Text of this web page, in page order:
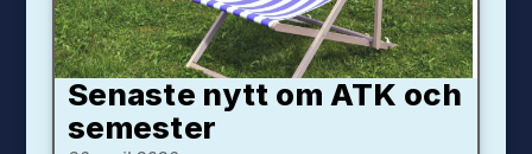
Senaste nytt om ATK och
se­mester